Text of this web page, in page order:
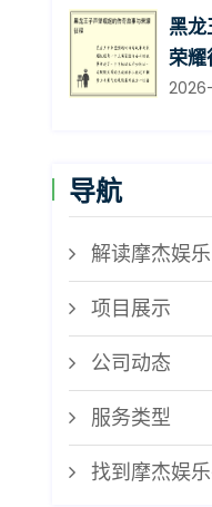
黑龙
荣耀
导航
解读摩杰娱乐
项目展示
公司动态
服务类型
找到摩杰娱